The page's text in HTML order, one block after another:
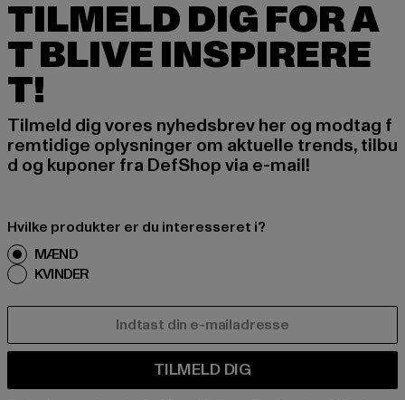
TILMELD DIG FOR A
T BLIVE INSPIRERE
T!
Tilmeld dig vores nyhedsbrev her og modtag f
remtidige oplysninger om aktuelle trends, tilbu
d og kuponer fra DefShop via e-mail!
Hvilke produkter er du interesseret i?
MÆND
KVINDER
TILMELD DIG